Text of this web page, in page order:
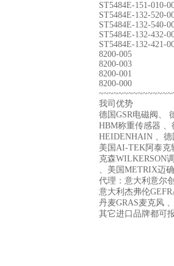
ST5484E-151-010-
ST5484E-132-520-
ST5484E-132-540-
ST5484E-132-432-
ST5484E-132-421-
8200-005
8200-003
8200-001
8200-000
我司优势
德国GSR电磁阀、
HBM称重传感器
HEIDENHAIN 、德
美国AI-TEK阿泰克
克森WILKERSON
、美国METRIX迈确
代理：意大利意尔
意大利杰弗伦
丹麦GRAS麦克风
其它进口品牌都可